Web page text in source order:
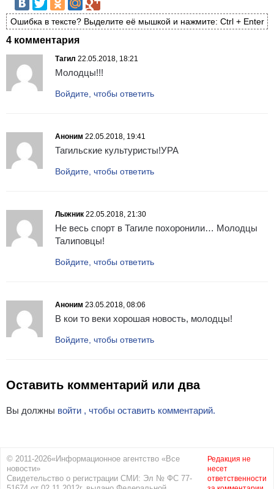
Ошибка в тексте? Выделите её мышкой и нажмите: Ctrl + Enter
4 комментария
Тагил 22.05.2018, 18:21
Молодцы!!!
Войдите, чтобы ответить
Аноним 22.05.2018, 19:41
Тагильские культуристы!УРА
Войдите, чтобы ответить
Лыжник 22.05.2018, 21:30
Не весь спорт в Тагиле похоронили… Молодцы
Талиповцы!
Войдите, чтобы ответить
Аноним 23.05.2018, 08:06
В кои то веки хорошая новость, молодцы!
Войдите, чтобы ответить
Оставить комментарий или два
Вы должны войти , чтобы оставить комментарий.
© 2011-2026«Информационное агентство «Все
новости»
Свидетельство о регистрации СМИ: Эл № ФС 77-
Редакция не
несет
ответственности